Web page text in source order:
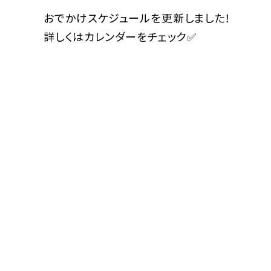
おでかけスケジュールを更新しました！
詳しくはカレンダーをチェック✅